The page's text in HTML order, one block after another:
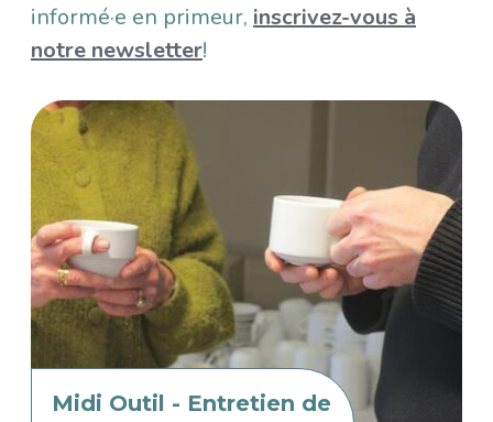
informé·e en primeur, inscrivez-vous à
notre newsletter!
Image
Midi Outil - Entretien de